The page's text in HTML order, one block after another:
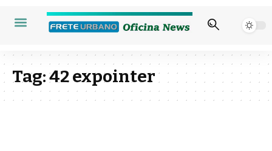
Tag:42 expointer